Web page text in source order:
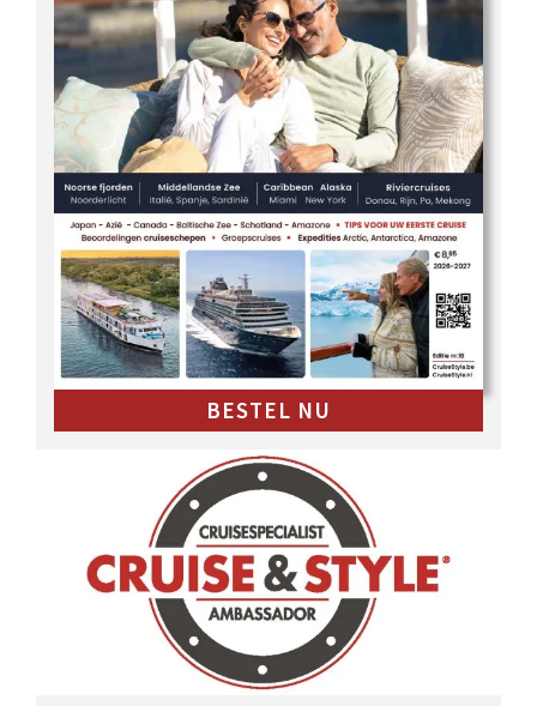
BESTEL NU